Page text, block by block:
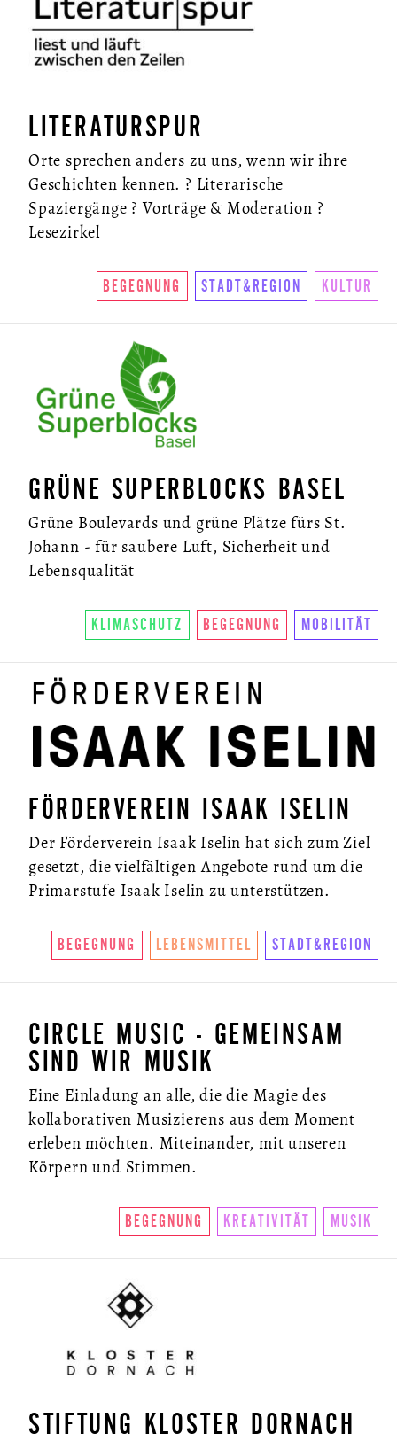
LITERATURSPUR
Orte sprechen anders zu uns, wenn wir ihre
Geschichten kennen. ? Literarische
Spaziergänge ? Vorträge & Moderation ?
Lesezirkel
BEGEGNUNG STADT&REGION KULTUR
GRÜNE SUPERBLOCKS BASEL
Grüne Boulevards und grüne Plätze fürs St.
Johann - für saubere Luft, Sicherheit und
Lebensqualität
KLIMASCHUTZ BEGEGNUNG MOBILITÄT
FÖRDERVEREIN ISAAK ISELIN
Der Förderverein Isaak Iselin hat sich zum Ziel
gesetzt, die vielfältigen Angebote rund um die
Primarstufe Isaak Iselin zu unterstützen.
BEGEGNUNG LEBENSMITTEL STADT&REGION
CIRCLE MUSIC - GEMEINSAM
SIND WIR MUSIK
Eine Einladung an alle, die die Magie des
kollaborativen Musizierens aus dem Moment
erleben möchten. Miteinander, mit unseren
Körpern und Stimmen.
BEGEGNUNG KREATIVITÄT MUSIK
STIFTUNG KLOSTER DORNACH